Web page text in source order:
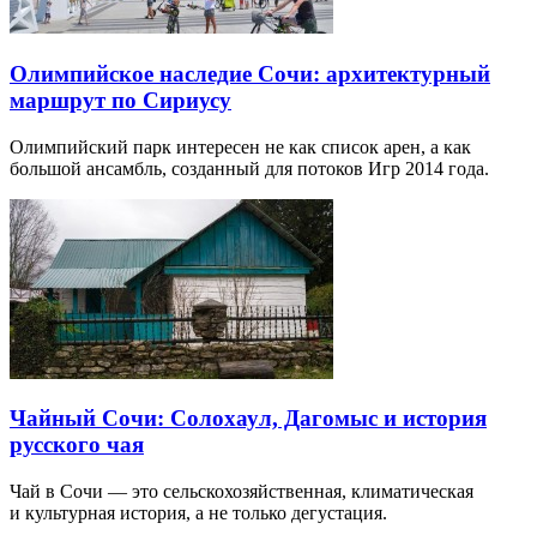
Олимпийское наследие Сочи: архитектурный
маршрут по Сириусу
Олимпийский парк интересен не как список арен, а как
большой ансамбль, созданный для потоков Игр 2014 года.
Чайный Сочи: Солохаул, Дагомыс и история
русского чая
Чай в Сочи — это сельскохозяйственная, климатическая
и культурная история, а не только дегустация.